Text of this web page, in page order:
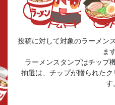
投稿に対して対象のラーメン
ま
ラーメンスタンプはチップ
抽選は、チップが贈られた
す